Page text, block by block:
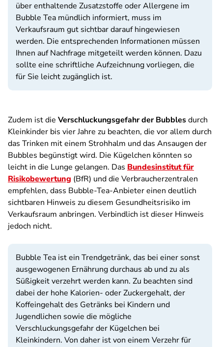
über enthaltende Zusatzstoffe oder Allergene im
Bubble Tea mündlich informiert, muss im
Verkaufsraum gut sichtbar darauf hingewiesen
werden. Die entsprechenden Informationen müssen
Ihnen auf Nachfrage mitgeteilt werden können. Dazu
sollte eine schriftliche Aufzeichnung vorliegen, die
für Sie leicht zugänglich ist.
Zudem ist die Verschluckungsgefahr der Bubblesdurch
Kleinkinder bis vier Jahre zu beachten, die vor allem durch
das Trinken mit einem Strohhalm und das Ansaugen der
Bubbles begünstigt wird. Die Kügelchen könnten so
leicht in die Lunge gelangen. Das Bundesinstitut für
Risikobewertung (BfR) und die Verbraucherzentralen
empfehlen, dass Bubble-Tea-Anbieter einen deutlich
sichtbaren Hinweis zu diesem Gesundheitsrisiko im
Verkaufsraum anbringen. Verbindlich ist dieser Hinweis
jedoch nicht.
Bubble Tea ist ein Trendgetränk, das bei einer sonst
ausgewogenen Ernährung durchaus ab und zu als
Süßigkeit verzehrt werden kann. Zu beachten sind
dabei der hohe Kalorien- oder Zuckergehalt, der
Koffeingehalt des Getränks bei Kindern und
Jugendlichen sowie die mögliche
Verschluckungsgefahr der Kügelchen bei
Kleinkindern. Von daher ist von einem Verzehr für